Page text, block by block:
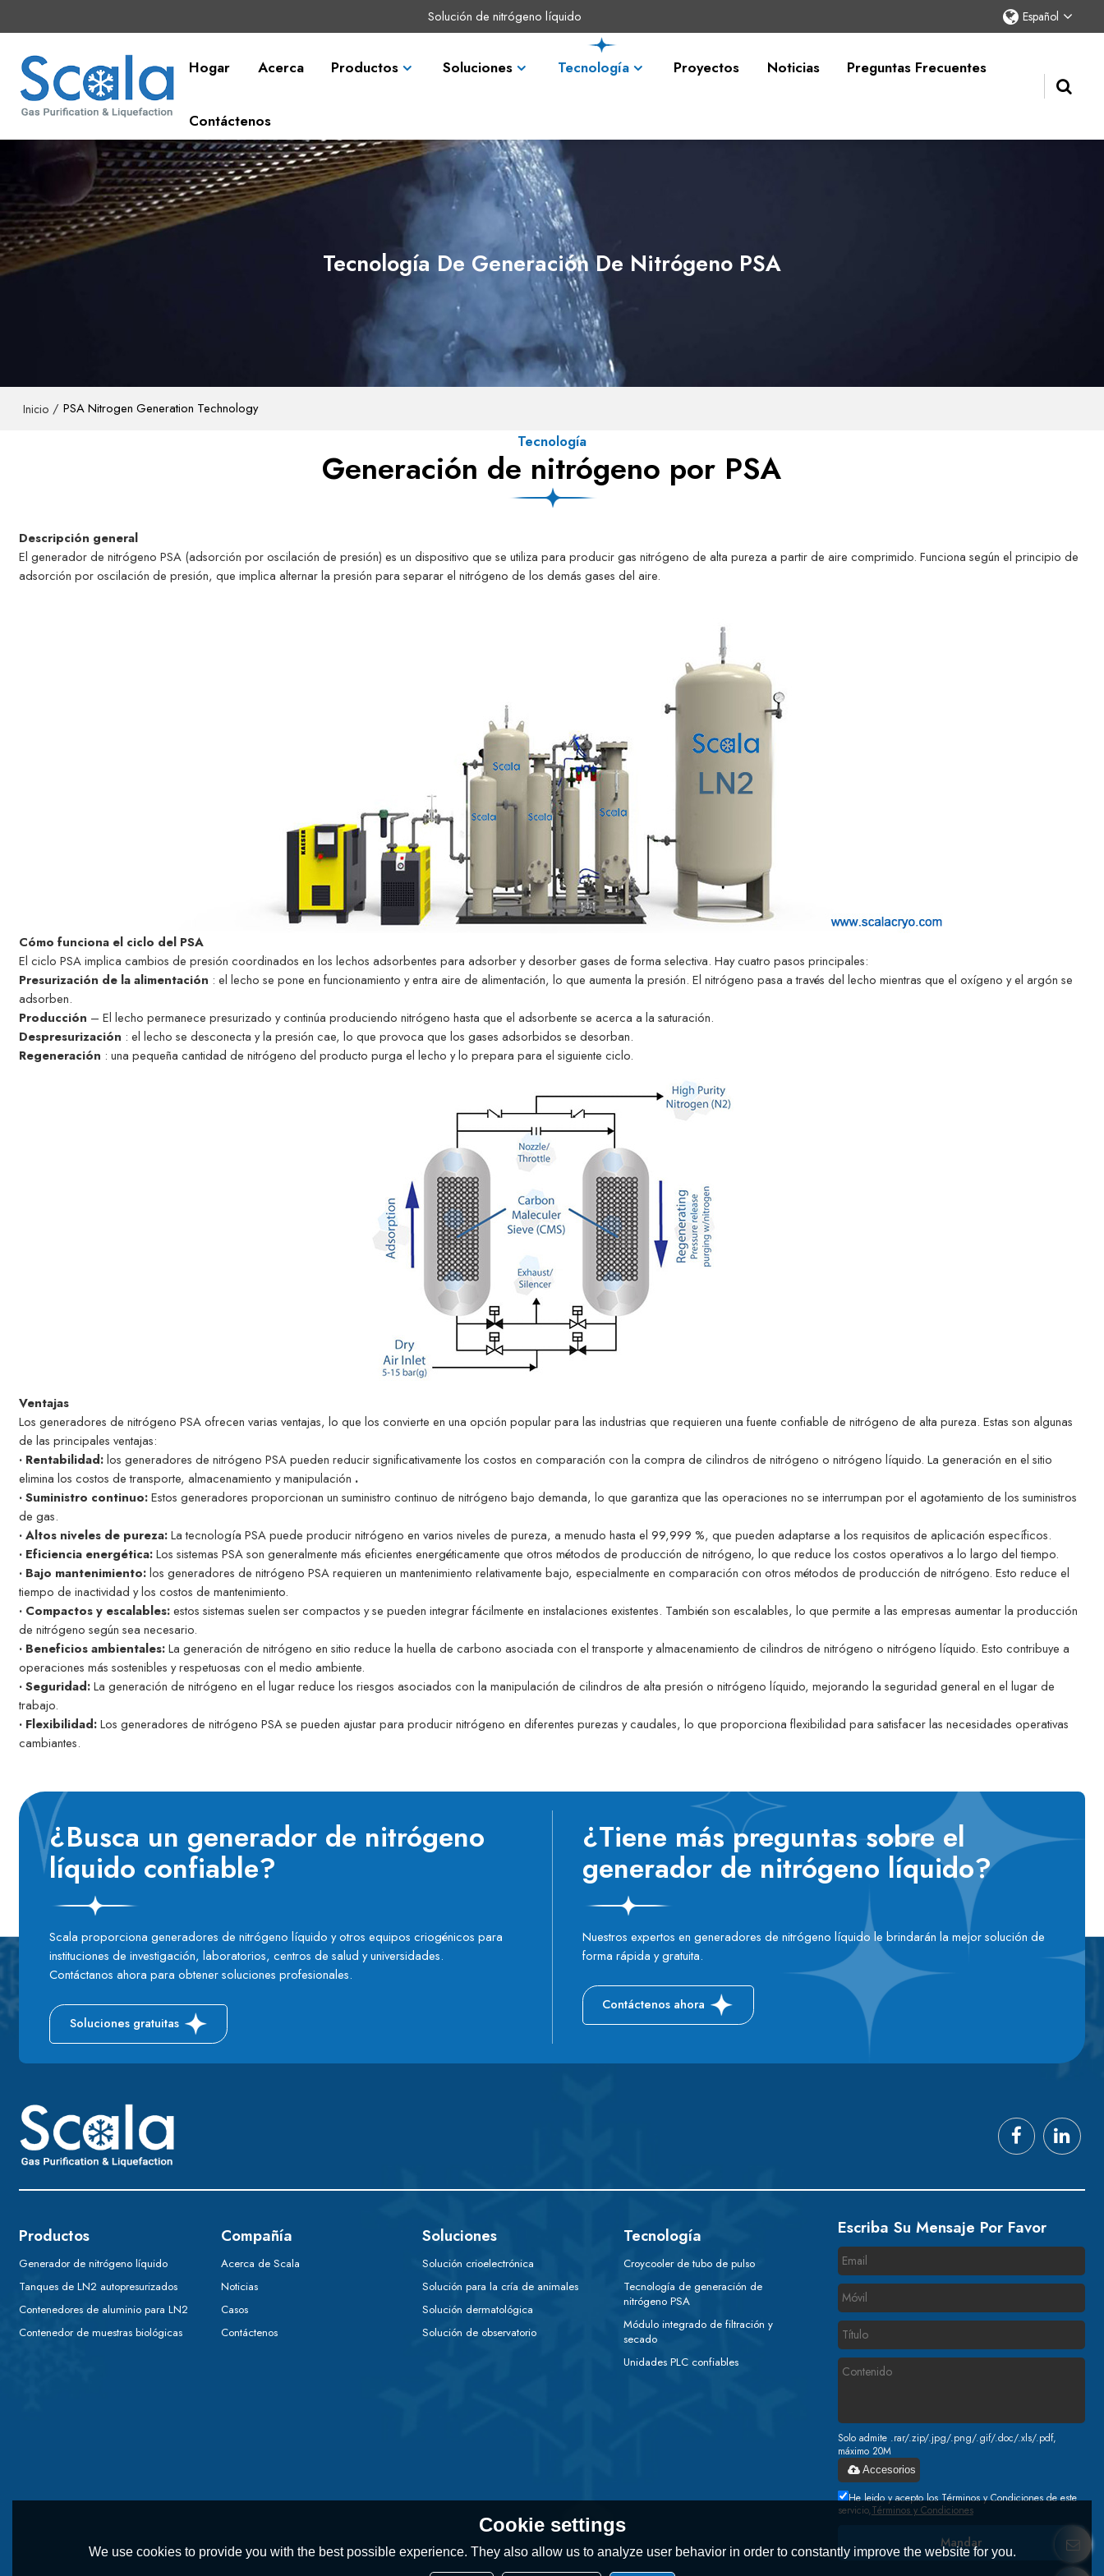
Solución de nitrógeno líquido Español
Hogar Acerca Productos Soluciones Tecnología Proyectos Noticias Preguntas Frecuentes
Contáctenos
Tecnología De Generación De Nitrógeno PSA
Inicio / PSA Nitrogen Generation Technology
Tecnología
Generación de nitrógeno por PSA
Descripción general
El generador de nitrógeno PSA (adsorción por oscilación de presión) es un dispositivo que se utiliza para producir gas nitrógeno de alta pureza a partir de aire comprimido. Funciona según el principio de
adsorción por oscilación de presión, que implica alternar la presión para separar el nitrógeno de los demás gases del aire.
Cómo funciona el ciclo del PSA
El ciclo PSA implica cambios de presión coordinados en los lechos adsorbentes para adsorber y desorber gases de forma selectiva. Hay cuatro pasos principales:
Presurización de la alimentación : el lecho se pone en funcionamiento y entra aire de alimentación, lo que aumenta la presión. El nitrógeno pasa a través del lecho mientras que el oxígeno y el argón se
adsorben.
Producción – El lecho permanece presurizado y continúa produciendo nitrógeno hasta que el adsorbente se acerca a la saturación.
Despresurización : el lecho se desconecta y la presión cae, lo que provoca que los gases adsorbidos se desorban.
Regeneración : una pequeña cantidad de nitrógeno del producto purga el lecho y lo prepara para el siguiente ciclo.
Ventajas
Los generadores de nitrógeno PSA ofrecen varias ventajas, lo que los convierte en una opción popular para las industrias que requieren una fuente confiable de nitrógeno de alta pureza. Estas son algunas
de las principales ventajas:
· Rentabilidad:los generadores de nitrógeno PSA pueden reducir significativamente los costos en comparación con la compra de cilindros de nitrógeno o nitrógeno líquido. La generación en el sitio
elimina los costos de transporte, almacenamiento y manipulación .
· Suministro continuo:Estos generadores proporcionan un suministro continuo de nitrógeno bajo demanda, lo que garantiza que las operaciones no se interrumpan por el agotamiento de los suministros
de gas.
· Altos niveles de pureza:La tecnología PSA puede producir nitrógeno en varios niveles de pureza, a menudo hasta el 99,999 %, que pueden adaptarse a los requisitos de aplicación específicos.
· Eficiencia energética:Los sistemas PSA son generalmente más eficientes energéticamente que otros métodos de producción de nitrógeno, lo que reduce los costos operativos a lo largo del tiempo.
· Bajo mantenimiento:los generadores de nitrógeno PSA requieren un mantenimiento relativamente bajo, especialmente en comparación con otros métodos de producción de nitrógeno. Esto reduce el
tiempo de inactividad y los costos de mantenimiento.
· Compactos y escalables:estos sistemas suelen ser compactos y se pueden integrar fácilmente en instalaciones existentes. También son escalables, lo que permite a las empresas aumentar la producción
de nitrógeno según sea necesario.
· Beneficios ambientales:La generación de nitrógeno en sitio reduce la huella de carbono asociada con el transporte y almacenamiento de cilindros de nitrógeno o nitrógeno líquido. Esto contribuye a
operaciones más sostenibles y respetuosas con el medio ambiente.
· Seguridad:La generación de nitrógeno en el lugar reduce los riesgos asociados con la manipulación de cilindros de alta presión o nitrógeno líquido, mejorando la seguridad general en el lugar de
trabajo.
· Flexibilidad:Los generadores de nitrógeno PSA se pueden ajustar para producir nitrógeno en diferentes purezas y caudales, lo que proporciona flexibilidad para satisfacer las necesidades operativas
cambiantes.
¿Busca un generador de nitrógeno
líquido confiable?
Scala proporciona generadores de nitrógeno líquido y otros equipos criogénicos para
instituciones de investigación, laboratorios, centros de salud y universidades.
Contáctanos ahora para obtener soluciones profesionales.
Soluciones gratuitas
¿Tiene más preguntas sobre el
generador de nitrógeno líquido?
Nuestros expertos en generadores de nitrógeno líquido le brindarán la mejor solución de
forma rápida y gratuita.
Contáctenos ahora
Productos
Generador de nitrógeno líquido
Tanques de LN2 autopresurizados
Contenedores de aluminio para LN2
Contenedor de muestras biológicas
Compañía
Acerca de Scala
Noticias
Casos
Contáctenos
Soluciones
Solución crioelectrónica
Solución para la cría de animales
Solución dermatológica
Solución de observatorio
Tecnología
Croycooler de tubo de pulso
Tecnología de generación de
nitrógeno PSA
Módulo integrado de filtración y
secado
Unidades PLC confiables
Escriba Su Mensaje Por Favor
Solo admite .rar/.zip/.jpg/.png/.gif/.doc/.xls/.pdf,
máximo 20M
Accesorios
He leido y acepto los Términos y Condiciones de este
servicio,Términos y Condiciones
Mandar
Cookie settings
We use cookies to provide you with the best possible experience. They also allow us to analyze user behavior in order to constantly improve the website for you.